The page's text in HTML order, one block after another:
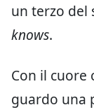
un terzo del
knows.
Con il cuore
guardo una